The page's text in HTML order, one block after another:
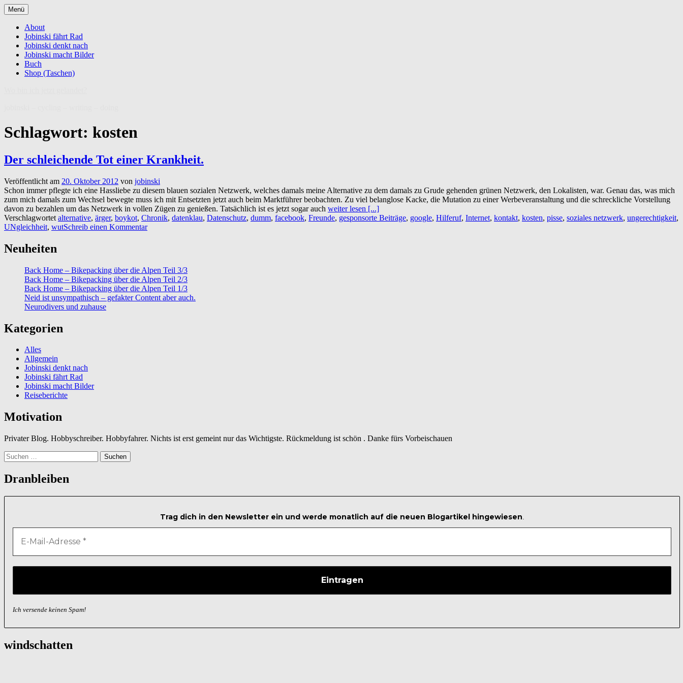
Zum
Inhalt
springen
Menü
About
Jobinski fährt Rad
Jobinski denkt nach
Jobinski macht Bilder
Buch
Shop (Taschen)
Schlagwort: kosten
Der schleichende Tot einer Krankheit.
Veröffentlicht am 20. Oktober 2012 von jobinski
Schon immer pflegte ich eine Hassliebe zu diesem blauen sozialen Netzwerk, welches damals meine Alternative zu dem damals zu Grude gehenden grünen Netzwerk, den Lokalisten, war. Genau das, was mich
zum mich damals zum Wechsel bewegte muss ich mit Entsetzten jetzt auch beim Marktführer beobachten. Zu viel belanglose Kacke, die Mutation zu einer Werbeveranstaltung und die schreckliche Vorstellung
davon zu bezahlen um das Netzwerk in vollen Zügen zu genießen. Tatsächlich ist es jetzt sogar auch weiter lesen [...]
Verschlagwortet alternative, ärger, boykot, Chronik, datenklau, Datenschutz, dumm, facebook, Freunde, gesponsorte Beiträge, google, Hilferuf, Internet, kontakt, kosten, pisse, soziales netzwerk, ungerechtigkeit,
UNgleichheit, wutSchreib einen Kommentar
Neuheiten
Back Home – Bikepacking über die Alpen Teil 3/3
Back Home – Bikepacking über die Alpen Teil 2/3
Back Home – Bikepacking über die Alpen Teil 1/3
Neid ist unsympathisch – gefakter Content aber auch.
Neurodivers und zuhause
Kategorien
Alles
Allgemein
Jobinski denkt nach
Jobinski fährt Rad
Jobinski macht Bilder
Reiseberichte
Motivation
Privater Blog. Hobbyschreiber. Hobbyfahrer. Nichts ist erst gemeint nur das Wichtigste. Rückmeldung ist schön . Danke fürs Vorbeischauen
Suchen
nach:
Dranbleiben
Trag dich in den Newsletter ein und werde monatlich auf die neuen Blogartikel hingewiesen.
Ich versende keinen Spam!
windschatten